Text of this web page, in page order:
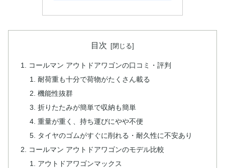
目次
コールマン アウトドアワゴンの口コミ・評判
耐荷重も十分で荷物がたくさん載る
機能性抜群
折りたたみが簡単で収納も簡単
重量が重く、持ち運びにやや不便
タイヤのゴムがすぐに削れる・耐久性に不安あり
コールマン アウトドアワゴンのモデル比較
アウトドアワゴンマックス